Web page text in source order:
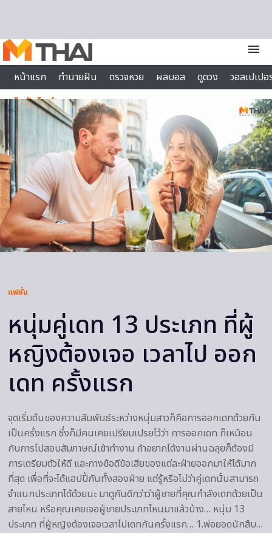
menu
หน้าแรก
ทำนายฝัน ตรวจหวย ผลบอล ดูดวง
วอลเปเป
ไลฟ์สไตล์
แฟชั่น
หนุ่มคู่เดท 13 ประเภท ที่ผู้
หญิงต้องเจอ เวลาไป ออก
เดท ครั้งแรก
จุดเริ่มต้นของความสัมพันธ์ระหว่างหนุ่มสาวก็คือการออกเดทด้วยกัน
เป็นครั้งแรก ซึ่งก็มีคนเคยเปรียบเปรยไว้ว่า การออกเดท ก็เหมือน
กับการไปสอบสัมภาษณ์เข้าทำงาน ถ้าอยากได้งานผ่านฉลุยก็ต้องมี
การเตรียมตัวให้ดี และกางข้อดีข้อเสียของแต่ละฝ่ายออกมาให้ได้มาก
ที่สุด เพื่อที่จะได้แฮปปี้กันทั้งสองฝ่าย แต่รู้หรือไม่ว่าคู่เดทนั้นสามารถ
จำแนกประเภทได้ด้วยนะ มาดูกันดีกว่าว่าผู้ชายที่คุณกำลังเดทด้วยเป็น
สายไหน หรือคุณเคยเจอผู้ชายประเภทไหนมาแล้วบ้าง… หนุ่ม 13
ประเภท ที่ผู้หญิงต้องเจอเวลาไปเดทกันครั้งแรก… 1.พ่อยอดนักสืบ…